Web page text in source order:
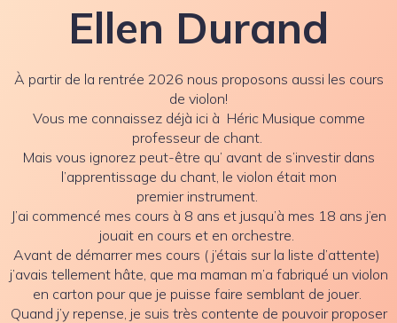
Ellen Durand
À partir de la rentrée 2026 nous proposons aussi les cours
de violon!
Vous me connaissez déjà ici à Héric Musique comme
professeur de chant.
Mais vous ignorez peut-être qu’ avant de s’investir dans
l’apprentissage du chant, le violon était mon
premier instrument.
J’ai commencé mes cours à 8 ans et jusqu’à mes 18 ans j’en
jouait en cours et en orchestre.
Avant de démarrer mes cours ( j’étais sur la liste d’attente)
j’avais tellement hâte, que ma maman m’a fabriqué un violon
en carton pour que je puisse faire semblant de jouer.
Quand j’y repense, je suis très contente de pouvoir proposer